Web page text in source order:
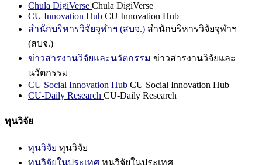
Chula DigiVerse Chula DigiVerse
CU Innovation Hub CU Innovation Hub
สำนักบริหารวิจัยจุฬาฯ (สบจ.) สำนักบริหารวิจัยจุฬาฯ
(สบจ.)
ข่าวสารงานวิจัยและนวัตกรรม ข่าวสารงานวิจัยและ
นวัตกรรม
CU Social Innovation Hub CU Social Innovation Hub
CU-Daily Research CU-Daily Research
ทุนวิจัย
ทุนวิจัย ทุนวิจัย
ทุนวิจัยในประเทศ ทุนวิจัยในประเทศ